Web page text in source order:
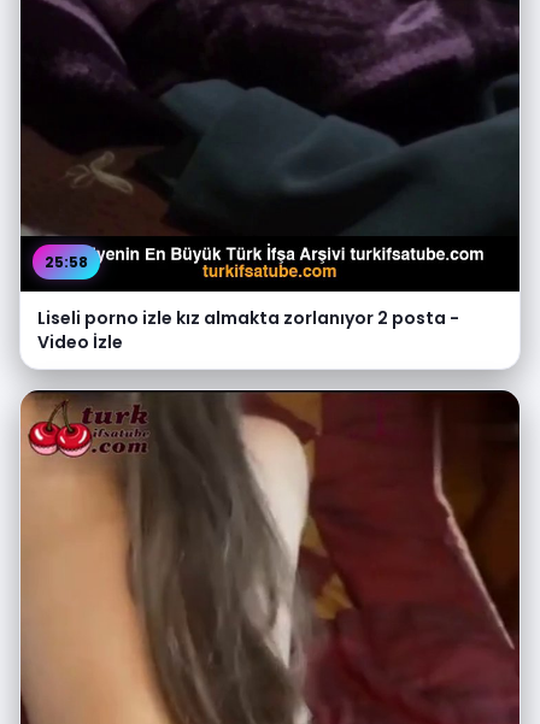
25:58
Liseli porno izle kız almakta zorlanıyor 2 posta -
Video İzle